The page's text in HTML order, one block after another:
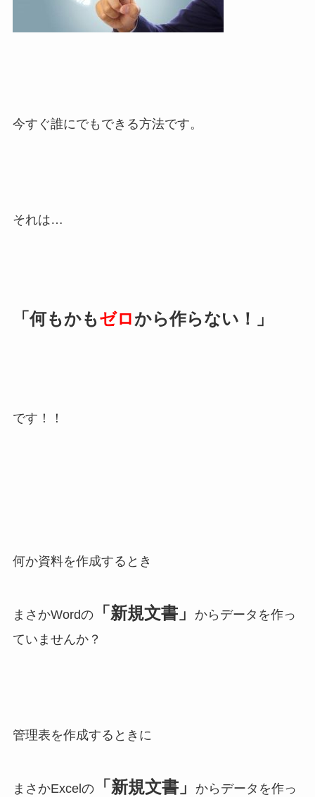
今すぐ誰にでもできる方法です。
それは…
「何もかもゼロから作らない！」
です！！
何か資料を作成するとき
まさかWordの「新規文書」
からデータを作っ
ていませんか？
管理表を作成するときに
まさかExcelの「新規文書」
からデータを作っ